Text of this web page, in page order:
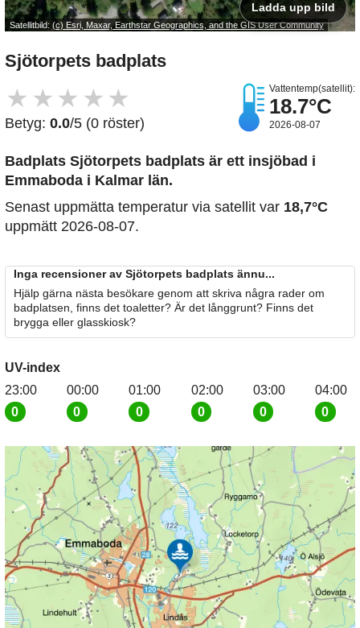
Satellitbild: (c) Esri, Maxar, Earthstar Geographics, and the GIS User Community
Ladda upp bild
Sjötorpets badplats
★ ★ ★ ★ ★
Betyg: 0.0/5 (0 röster)
Vattentemp(satellit):
18.7°C
2026-08-07
Badplats Sjötorpets badplats är ett insjöbad i
Emmaboda i Kalmar län.
Senast uppmätta temperatur via satellit var 18,7°C
uppmätt 2026-08-07.
Inga recensioner av Sjötorpets badplats ännu...
Hjälp gärna nästa besökare genom att skriva några rader om
badplatsen, finns det toaletter? Är det långgrunt? Finns det
brygga eller glasskiosk?
UV-index
23:00
0
00:00
0
01:00
0
02:00
0
03:00
0
04:00
0